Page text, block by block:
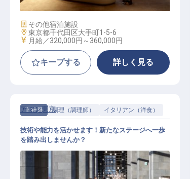
施設業態
その他宿泊施設
勤務地
東京都千代田区大手町1-5-6
給与
月給／320,000円～ 360,000円
キープする 詳しく見る
正社員 調理（調理師） イタリアン（洋食）
アマン東京
技術や能力を活かせます！新たなステージへ一歩
を踏み出しませんか？